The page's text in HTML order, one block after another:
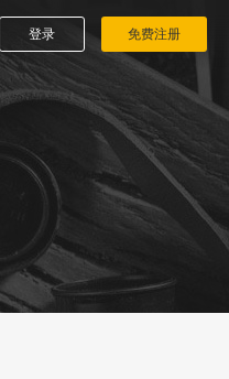
登录 免费注册